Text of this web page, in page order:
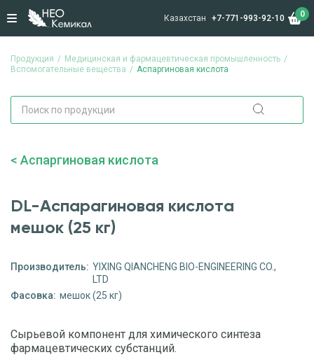
Казахстан +7-771-993-92-10 0
Продукция
Медицинская и фармацевтическая промышленность
Вспомогательные вещества
Аспаргиновая кислота
Аспаргиновая кислота
DL-Аспарагиновая кислота
мешок (25 кг)
Производитель: YIXING QIANCHENG BIO-ENGINEERING CO.,
LTD
Фасовка: мешок (25 кг)
Сырьевой компонент для химического синтеза
фармацевтических субстанций.